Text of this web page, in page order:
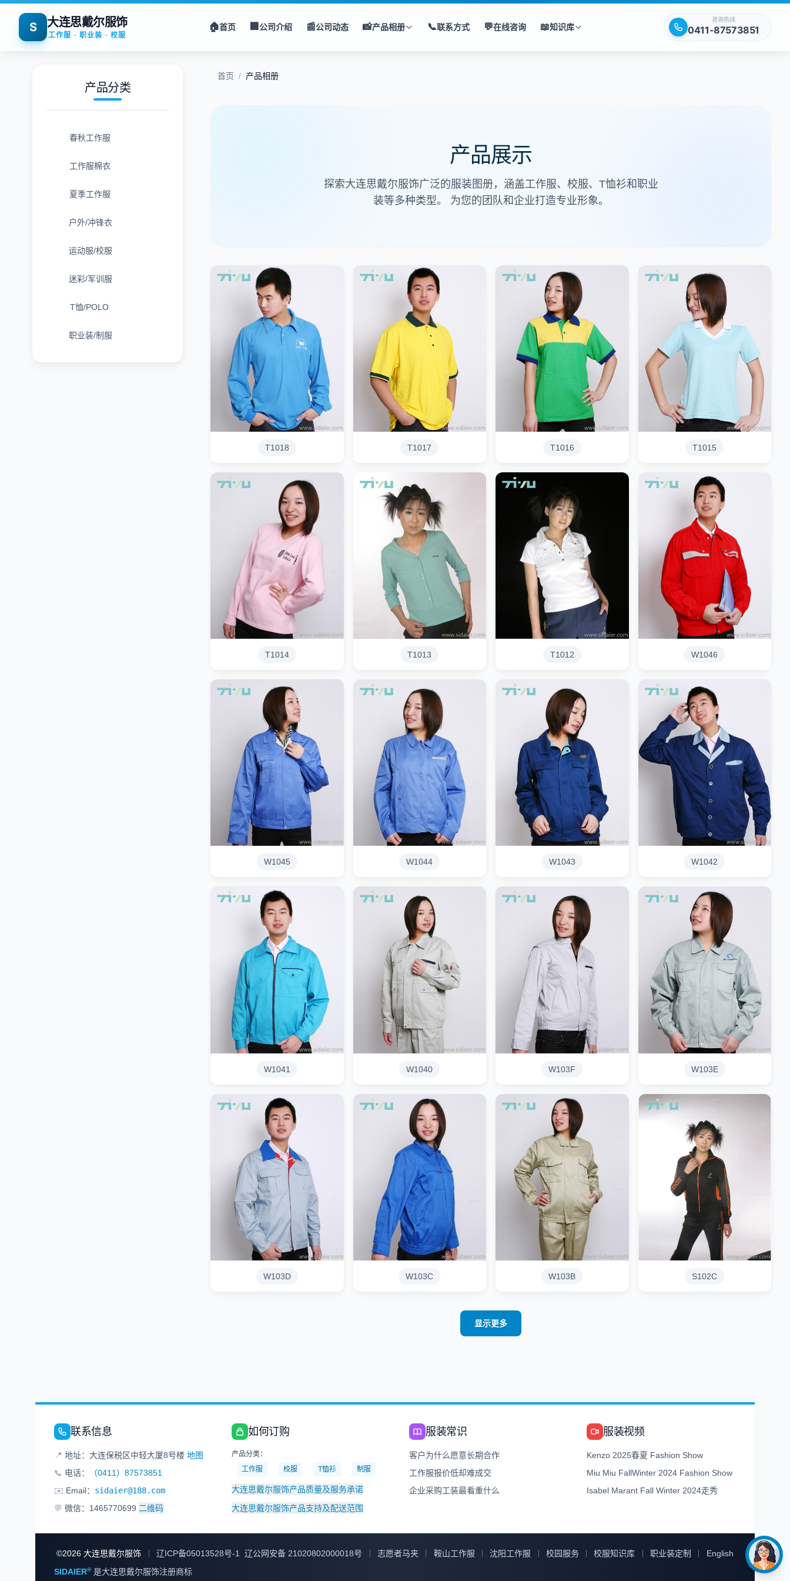
S 大连思戴尔服饰
工作服 · 职业装 · 校服
🏠首页 🏢公司介绍 📰公司动态 📸产品相册 📞联系方式 💬在线咨询 📖知识库
咨询热线
0411-87573851
产品分类
春秋工作服
工作服棉衣
夏季工作服
户外/冲锋衣
运动服/校服
迷彩/军训服
T恤/POLO
职业装/制服
首页 / 产品相册
产品展示
探索大连思戴尔服饰广泛的服装图册，涵盖工作服、校服、T恤衫和职业
装等多种类型。
为您的团队和企业打造专业形象。
T1018 T1017 T1016 T1015
T1014 T1013 T1012 W1046
W1045 W1044 W1043 W1042
W1041 W1040 W103F W103E
W103D W103C W103B S102C
显示更多
联系信息
📍 地址：大连保税区中轻大厦8号楼 地图
📞 电话：
（0411）87573851
✉️ Email： sidaier@188.com
💬 微信：1465770699 二维码
如何订购
产品分类：
工作服
校服 T恤衫 制服
大连思戴尔服饰产品质量及服务承诺
大连思戴尔服饰产品支持及配送范围
服装常识
客户为什么愿意长期合作
工作服报价低却难成交
企业采购工装最看重什么
服装视频
Kenzo 2025春夏 Fashion Show
Miu Miu FallWinter 2024 Fashion Show
Isabel Marant Fall Winter 2024走秀
©2026 大连思戴尔服饰 辽ICP备05013528号-1 辽公网安备 21020802000018号 志愿者马夹 鞍山工作服 沈阳工作服 校园服务 校服知识库 职业装定制
English
SIDAIER®是大连思戴尔服饰注册商标